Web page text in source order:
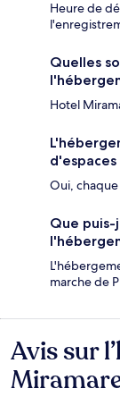
Heure de
Quelles
Hotel
Oui,
Que
marche de
Avis
Avis sur